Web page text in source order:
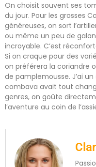
On choisit souvent ses
du jour. Pour les grosses
généreuses, on sort
ou même un peu de
incroyable. C’est
Si on craque pour des
on préférera la coriandre
de pamplemousse. J’ai
combava avait tout
genres, on goûte
l’aventure au coin de